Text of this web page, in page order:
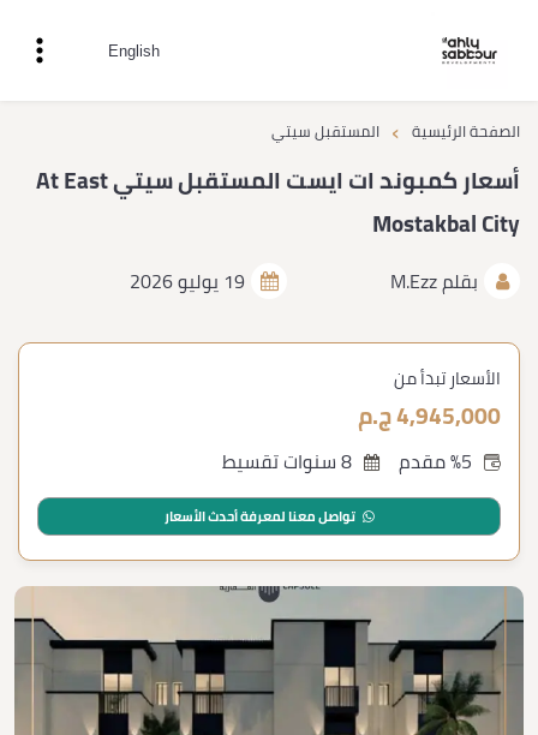
English
الصفحة الرئيسية › المستقبل سيتي
أسعار كمبوند ات ايست المستقبل سيتي At East
Mostakbal City
بقلمM.Ezz 19 يوليو 2026
الأسعار تبدأ من
4,945,000 ج.م
8 سنوات تقسيط
تواصل معنا لمعرفة أحدث الأسعار